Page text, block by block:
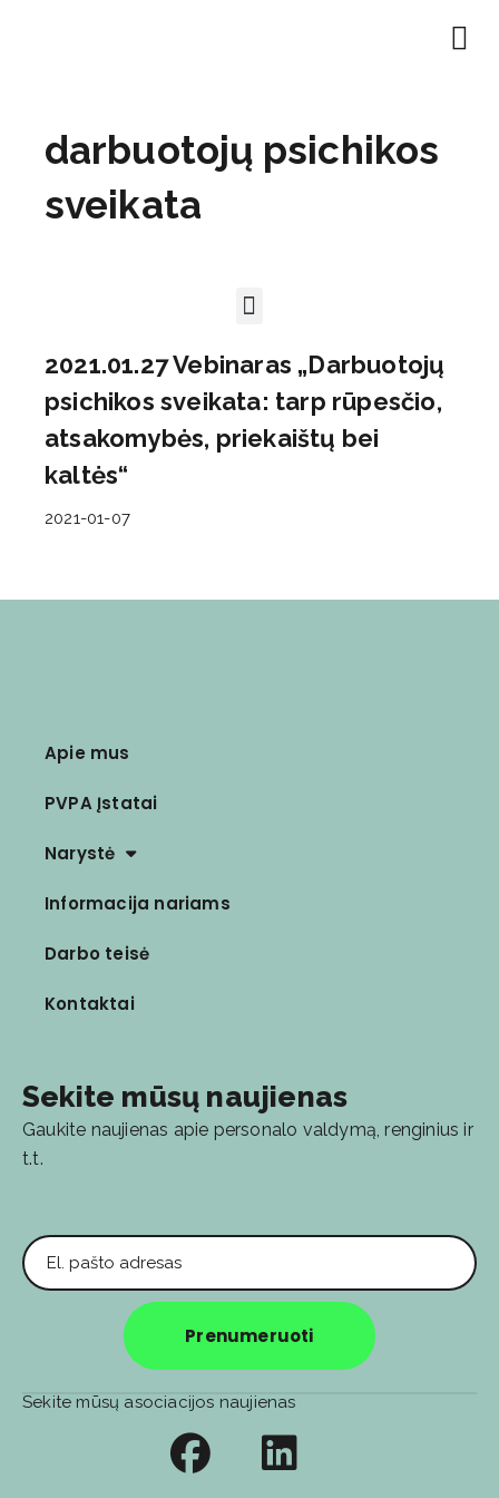
darbuotojų psichikos
sveikata
2021.01.27 Vebinaras „Darbuotojų
psichikos sveikata: tarp rūpesčio,
atsakomybės, priekaištų bei
kaltės“
2021-01-07
Apie mus
PVPA Įstatai
Narystė
Informacija nariams
Darbo teisė
Kontaktai
Sekite mūsų naujienas
Gaukite naujienas apie personalo valdymą, renginius ir
t.t.
Prenumeruoti
Sekite mūsų asociacijos naujienas